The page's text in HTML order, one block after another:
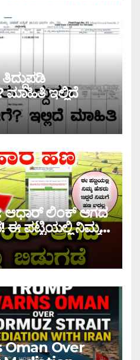
ಮಾಹಿತಿ ಇಲ್ಲಿದೆ
ಆಧಾರ್ ಲಿಂಕ್ ಆಗದ
ಈ ಪಟ್ಟಿಯಲ್ಲಿ ನಿಮ್ಮ
ಹಣ ಜಮಾ ಆಗಲ್ಲ !
Over